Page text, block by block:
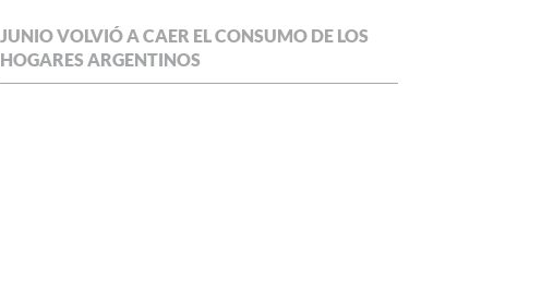
JUNIO VOLVIÓ A CAER EL CONSUMO DE LOS
HOGARES ARGENTINOS